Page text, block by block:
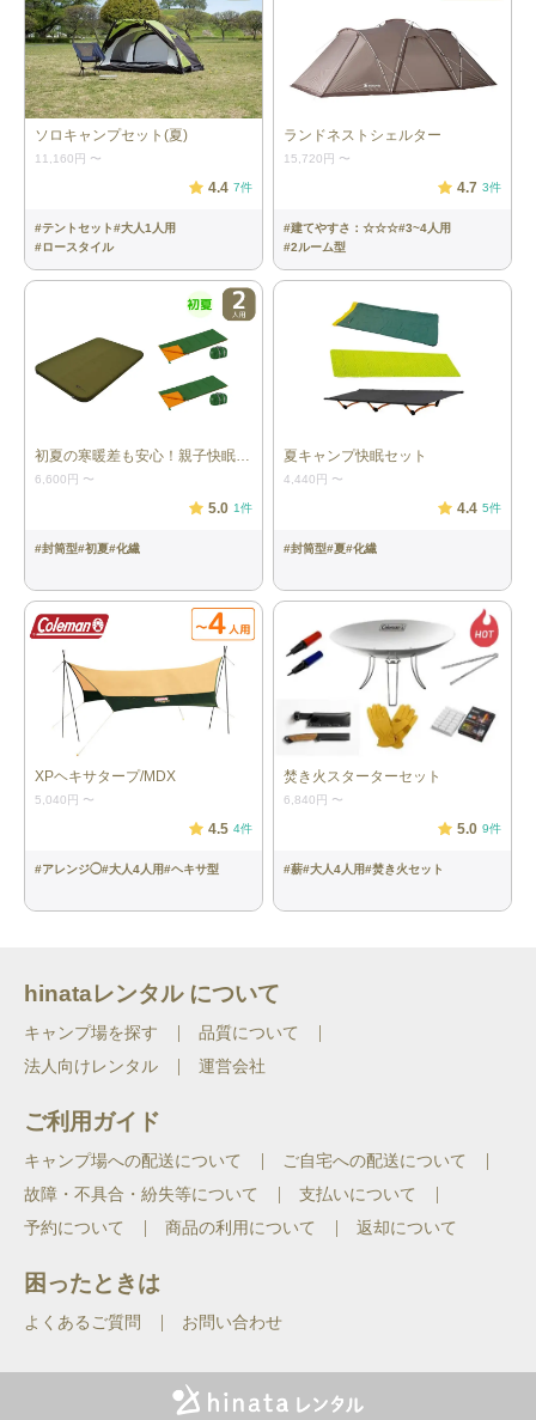
└さまざまなシーンに合わせた使い方が可能に！
└テント上部にぶら下げれば、テント内の空気を循環させるサー
キュレーターの役目も果たします！
注意ポイント
・首振り機能はありません
※同性能の写真と異なる別商品のお届けになる可能性がございま
す
詳細情報
重量
バッテリー仕様 Li-ion 21700 3.7V 10,000mAh
使用可能時間
最大風量約10時間～、最低風量約45時
付属品
本体、三脚スタンド、収納ケース、取
扱説明書
ソロキャンプセット(夏)
11,160円 〜
4.4 7件
#テントセット#大人1人用
#ロースタイル
ランドネストシェルター
15,720円 〜
4.7 3件
#建てやすさ：☆☆☆#3~4人用
#2ルーム型
初夏の寒暖差も安心！親子快眠セット
6,600円 〜
5.0 1件
#封筒型#初夏#化繊
夏キャンプ快眠セット
4,440円 〜
4.4 5件
#封筒型#夏#化繊
XPヘキサタープ/MDX
5,040円 〜
4.5 4件
#アレンジ◯#大人4人用#ヘキサ型
焚き火スターターセット
6,840円 〜
5.0 9件
#薪#大人4人用#焚き火セット
hinataレンタル について
キャンプ場を探す
品質について
法人向けレンタル
運営会社
ご利用ガイド
キャンプ場への配送について
ご自宅への配送について
故障・不具合・紛失等について
支払いについて
予約について
商品の利用について 返却について
困ったときは
よくあるご質問 お問い合わせ